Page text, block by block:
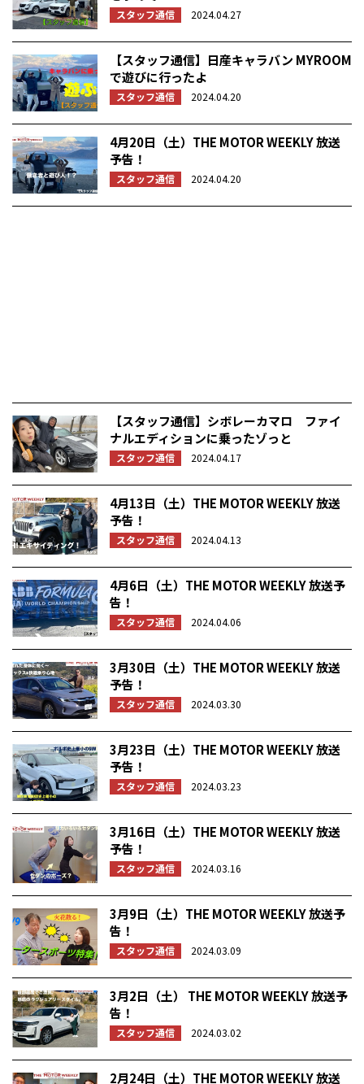
スタッフ通信 2024.04.27
【スタッフ通信】日産キャラバン MYROOM
で遊びに行ったよ
スタッフ通信 2024.04.20
4月20日（土）THE MOTOR WEEKLY 放送
予告！
スタッフ通信 2024.04.20
【スタッフ通信】シボレーカマロ ファイ
ナルエディションに乗ったゾっと
スタッフ通信 2024.04.17
4月13日（土）THE MOTOR WEEKLY 放送
予告！
スタッフ通信 2024.04.13
4月6日（土）THE MOTOR WEEKLY 放送予
告！
スタッフ通信 2024.04.06
3月30日（土）THE MOTOR WEEKLY 放送
予告！
スタッフ通信 2024.03.30
3月23日（土）THE MOTOR WEEKLY 放送
予告！
スタッフ通信 2024.03.23
3月16日（土）THE MOTOR WEEKLY 放送
予告！
スタッフ通信 2024.03.16
3月9日（土）THE MOTOR WEEKLY 放送予
告！
スタッフ通信 2024.03.09
3月2日（土） THE MOTOR WEEKLY 放送予
告！
スタッフ通信 2024.03.02
2月24日（土）THE MOTOR WEEKLY 放送